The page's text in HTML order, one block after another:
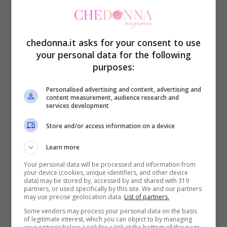
con l’altra, immergilo delicatamente
nell’acqua. Bagnagli spesso le
spallucce con l’acqua calda, per
evitare che senta freddo;
bambini (una quantità eccessiva
asciugamano morbido, partendo
dall’alto. Non c’è bisogno di usare la
spugnetta. Ciò che conta è abituarlo
a stare in acqua per dargli la
possibilità di rilassarsi. Quindi
chedonna.it asks for your consent to use
your personal data for the following
purposes:
Personalised advertising and content, advertising and
content measurement, audience research and
services development
Store and/or access information on a device
Learn more
Your personal data will be processed and information from
your device (cookies, unique identifiers, and other device
data) may be stored by, accessed by and shared with 319
partners, or used specifically by this site. We and our partners
may use precise geolocation data. List of partners.
Some vendors may process your personal data on the basis
of legitimate interest, which you can object to by managing